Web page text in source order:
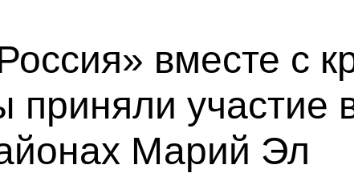
вместе с
приняли
Марий Эл